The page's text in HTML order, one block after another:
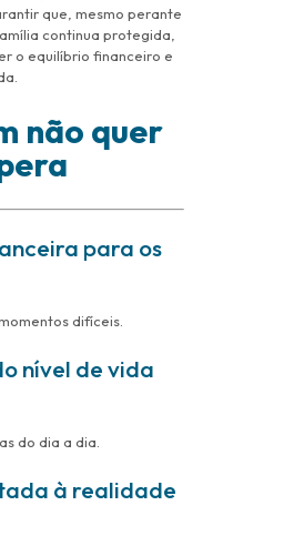
que, mesmo perante
continua protegida,
o equilíbrio financeiro e
não quer
para os
difíceis.
nível de vida
do dia a dia.
à realidade